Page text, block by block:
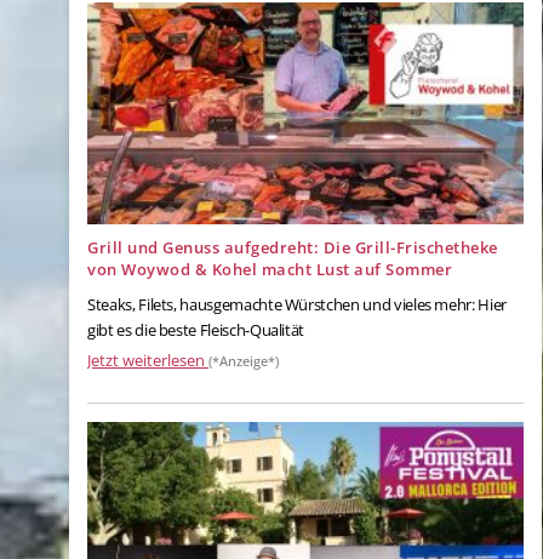
Grill und Genuss aufgedreht: Die Grill-Frischetheke
von Woywod & Kohel macht Lust auf Sommer
Steaks, Filets, hausgemachte Würstchen und vieles mehr: Hier
gibt es die beste Fleisch-Qualität
Jetzt weiterlesen (*Anzeige*)